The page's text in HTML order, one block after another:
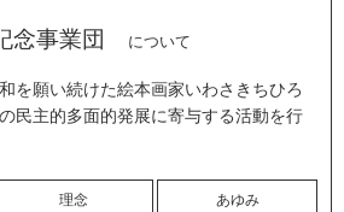
念事業団 について
を願い続けた絵本画家いわさきちひろ
民主的多面的発展に寄与する活動を行
理念 あゆみ